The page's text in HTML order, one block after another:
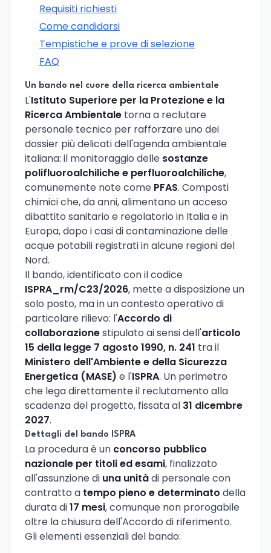
Requisiti richiesti
Come candidarsi
Tempistiche e prove di selezione
FAQ
Un bando nel cuore della ricerca ambientale
L'Istituto Superiore per la Protezione e la
Ricerca Ambientale torna a reclutare
personale tecnico per rafforzare uno dei
dossier più delicati dell'agenda ambientale
italiana: il monitoraggio delle sostanze
polifluoroalchiliche e perfluoroalchiliche,
comunemente note come PFAS. Composti
chimici che, da anni, alimentano un acceso
dibattito sanitario e regolatorio in Italia e in
Europa, dopo i casi di contaminazione delle
acque potabili registrati in alcune regioni del
Nord.
Il bando, identificato con il codice
ISPRA_rm/C23/2026, mette a disposizione un
solo posto, ma in un contesto operativo di
particolare rilievo: l'Accordo di
collaborazionestipulato ai sensi dell'articolo
15 della legge 7 agosto 1990, n. 241 tra il
Ministero dell'Ambiente e della Sicurezza
Energetica (MASE) e l'ISPRA. Un perimetro
che lega direttamente il reclutamento alla
scadenza del progetto, fissata al 31 dicembre
2027.
Dettagli del bando ISPRA
La procedura è un concorso pubblico
nazionale per titoli ed esami, finalizzato
all'assunzione di una unitàdi personale con
contratto a tempo pieno e determinato della
durata di17 mesi, comunque non prorogabile
oltre la chiusura dell'Accordo di riferimento.
Gli elementi essenziali del bando: